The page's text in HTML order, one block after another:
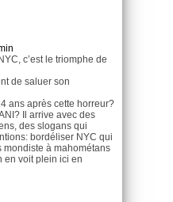
c’est le triomphe de
de saluer son
ans après cette horreur?
Il arrive avec des
des slogans qui
bordéliser NYC qui
à mahométans
en voit plein ici en